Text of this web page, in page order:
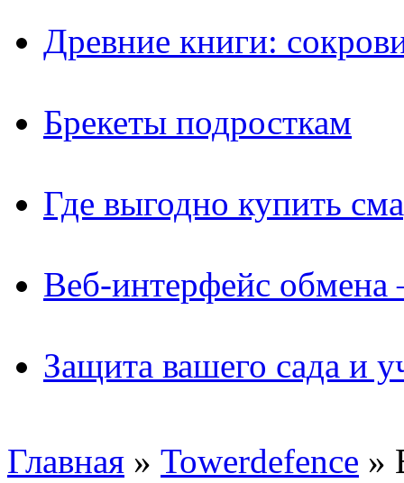
Древние книги:
Брекеты подросткам
Где выгодно купить
Веб-интерфейс
Защита вашего сада и
Главная » Towerdefence »